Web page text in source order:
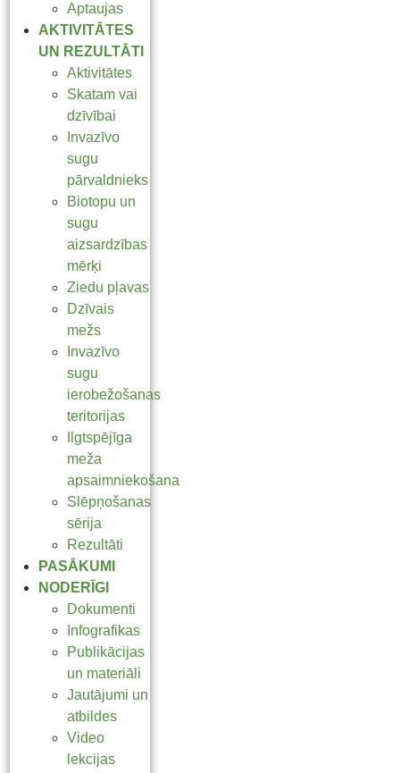
Aptaujas
AKTIVITĀTES
UN REZULTĀTI
Aktivitātes
Skatam vai
dzīvībai
Invazīvo
sugu
pārvaldnieks
Biotopu un
sugu
aizsardzības
mērķi
Ziedu pļavas
Dzīvais
mežs
Invazīvo
sugu
ierobežošanas
teritorijas
Ilgtspējīga
meža
apsaimniekošana
Slēpņošanas
sērija
Rezultāti
PASĀKUMI
NODERĪGI
Dokumenti
Infografikas
Publikācijas
un materiāli
Jautājumi un
atbildes
Video
lekcijas